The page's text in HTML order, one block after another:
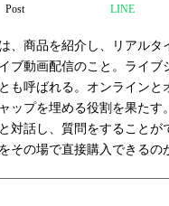
Post LINE
、商品を紹介し、リアルタ
ブ動画配信のこと。ライブ
も呼ばれる。オンラインと
ップを埋める役割を果たす
対話し、質問をすることが
その場で直接購入できるの